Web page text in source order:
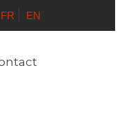
FR EN